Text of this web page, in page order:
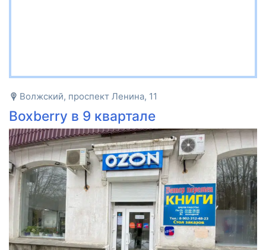
Волжский, проспект Ленина, 11
Boxberry в 9 квартале